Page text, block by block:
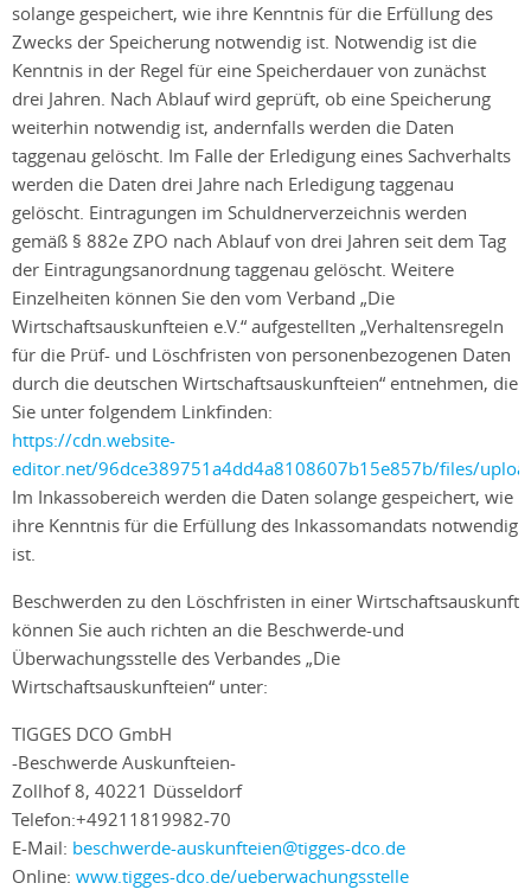
solange gespeichert, wie ihre Kenntnis für die Erfüllung des
Zwecks der Speicherung notwendig ist. Notwendig ist die
Kenntnis in der Regel für eine Speicherdauer von zunächst
drei Jahren. Nach Ablauf wird geprüft, ob eine Speicherung
weiterhin notwendig ist, andernfalls werden die Daten
taggenau gelöscht. Im Falle der Erledigung eines Sachverhalts
werden die Daten drei Jahre nach Erledigung taggenau
gelöscht. Eintragungen im Schuldnerverzeichnis werden
gemäß § 882e ZPO nach Ablauf von drei Jahren seit dem Tag
der Eintragungsanordnung taggenau gelöscht. Weitere
Einzelheiten können Sie den vom Verband „Die
Wirtschaftsauskunfteien e.V.“ aufgestellten „Verhaltensregeln
für die Prüf- und Löschfristen von personenbezogenen Daten
durch die deutschen Wirtschaftsauskunfteien“ entnehmen, die
Sie unter folgendem Linkfinden:
https://cdn.website-
editor.net/96dce389751a4dd4a8108607b15e857b/files/
Im Inkassobereich werden die Daten solange gespeichert, wie
ihre Kenntnis für die Erfüllung des Inkassomandats notwendig
ist.
Beschwerden zu den Löschfristen in einer Wirtschaftsauskunft
können Sie auch richten an die Beschwerde-und
Überwachungsstelle des Verbandes „Die
Wirtschaftsauskunfteien“ unter:
TIGGES DCO GmbH
-Beschwerde Auskunfteien-
Zollhof 8, 40221 Düsseldorf
Telefon:+49211819982-70
E-Mail: beschwerde-auskunfteien@tigges-dco.de
Online: www.tigges-dco.de/ueberwachungsstelle